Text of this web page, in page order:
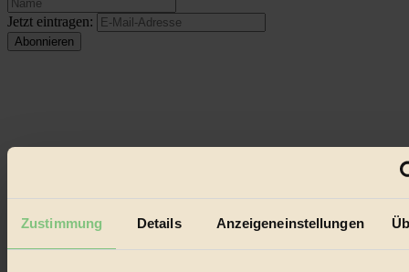
Zustimmung Details Anzeigeneinstellungen
Jetzt eintragen:
© 2026 Biorama GmbH
Datenschutz
Mediadaten
Biorama steht für einen nachhaltigen Lebensstil und bewussten